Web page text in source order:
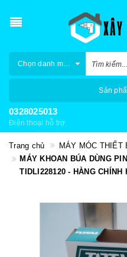
Chọn danh mục
Sản
0328025013
Điện thoại hỗ trợ
Trang chủ
MÁY MÓC THIẾT
MÁY KHOAN BÚA DÙNG
TIDLI228120 - HÀNG CHÍNH